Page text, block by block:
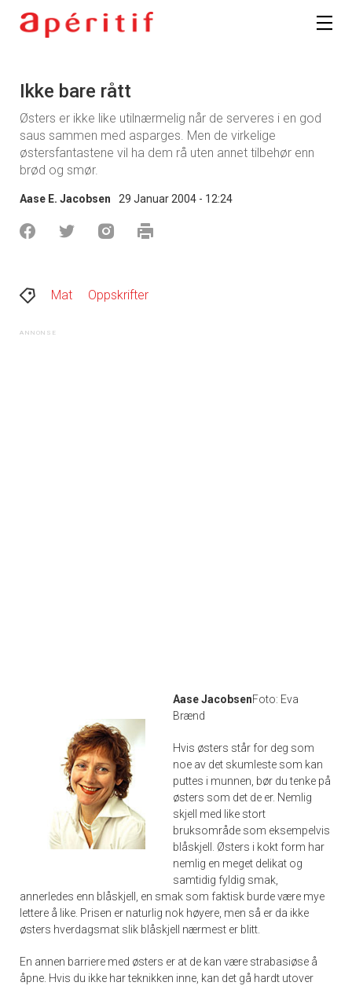
Ikke bare rått
Østers er ikke like utilnærmelig når de serveres i en god
saus sammen med asparges. Men de virkelige
østersfantastene vil ha dem rå uten annet tilbehør enn
brød og smør.
Aase E. Jacobsen 29 Januar 2004 - 12:24
Mat Oppskrifter
Aase JacobsenFoto: Eva
Brænd
Hvis østers står for deg som
noe av det skumleste som kan
puttes i munnen, bør du tenke på
østers som det de er. Nemlig
skjell med like stort
bruksområde som eksempelvis
blåskjell. Østers i kokt form har
nemlig en meget delikat og
samtidig fyldig smak,
annerledes enn blåskjell, en smak som faktisk burde være mye
lettere å like. Prisen er naturlig nok høyere, men så er da ikke
østers hverdagsmat slik blåskjell nærmest er blitt.
En annen barriere med østers er at de kan være strabasiøse å
åpne. Hvis du ikke har teknikken inne, kan det gå hardt utover